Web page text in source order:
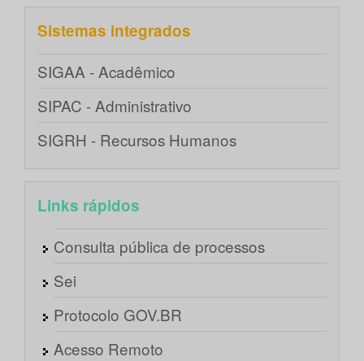
Sistemas integrados
SIGAA - Acadêmico
SIPAC - Administrativo
SIGRH - Recursos Humanos
Links rápidos
Consulta pública de processos
Sei
Protocolo GOV.BR
Acesso Remoto